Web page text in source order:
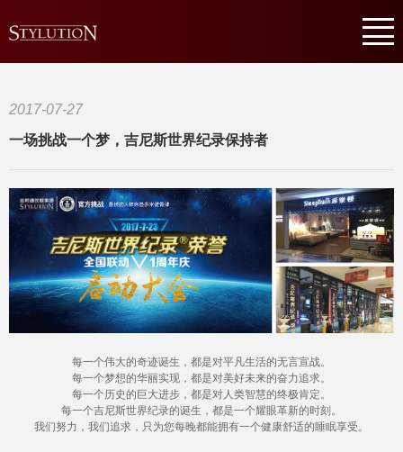
2017-07-27
一场挑战一个梦，吉尼斯世界纪录保持者
每一个伟大的奇迹诞生，都是对平凡生活的无言宣战。
每一个梦想的华丽实现，都是对美好未来的奋力追求。
每一个历史的巨大进步，都是对人类智慧的终极肯定。
每一个吉尼斯世界纪录的诞生，都是一个耀眼革新的时刻。
我们努力，我们追求，只为您每晚都能拥有一个健康舒适的睡眠享受。